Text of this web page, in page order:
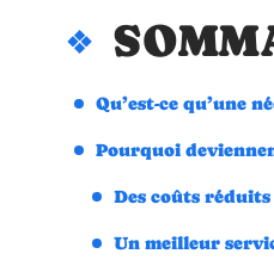
Qu’est-ce qu’une
Pourquoi
Des coûts réduits
Un meilleur